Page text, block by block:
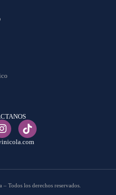
Todos los derechos reservados.